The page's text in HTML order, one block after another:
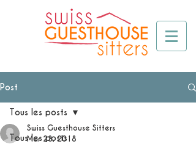
Post
Tous les posts
Tous les posts
Swiss Guesthouse Sitters
Mar 23, 2018